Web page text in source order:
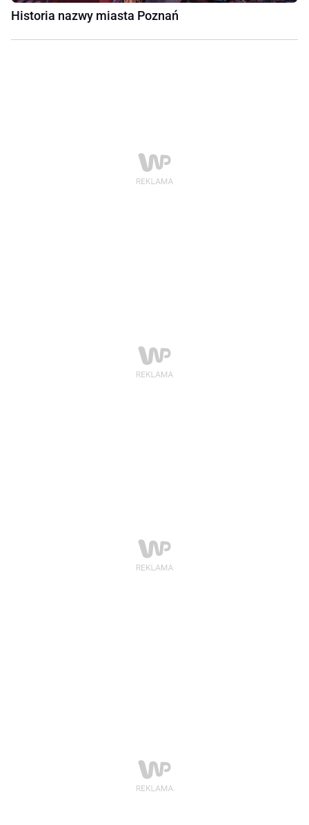
Historia nazwy miasta Poznań